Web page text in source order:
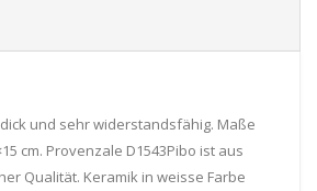
und sehr widerstandsfähig. Maße
cm. Provenzale D1543Pibo ist aus
Qualität. Keramik in weisse Farbe